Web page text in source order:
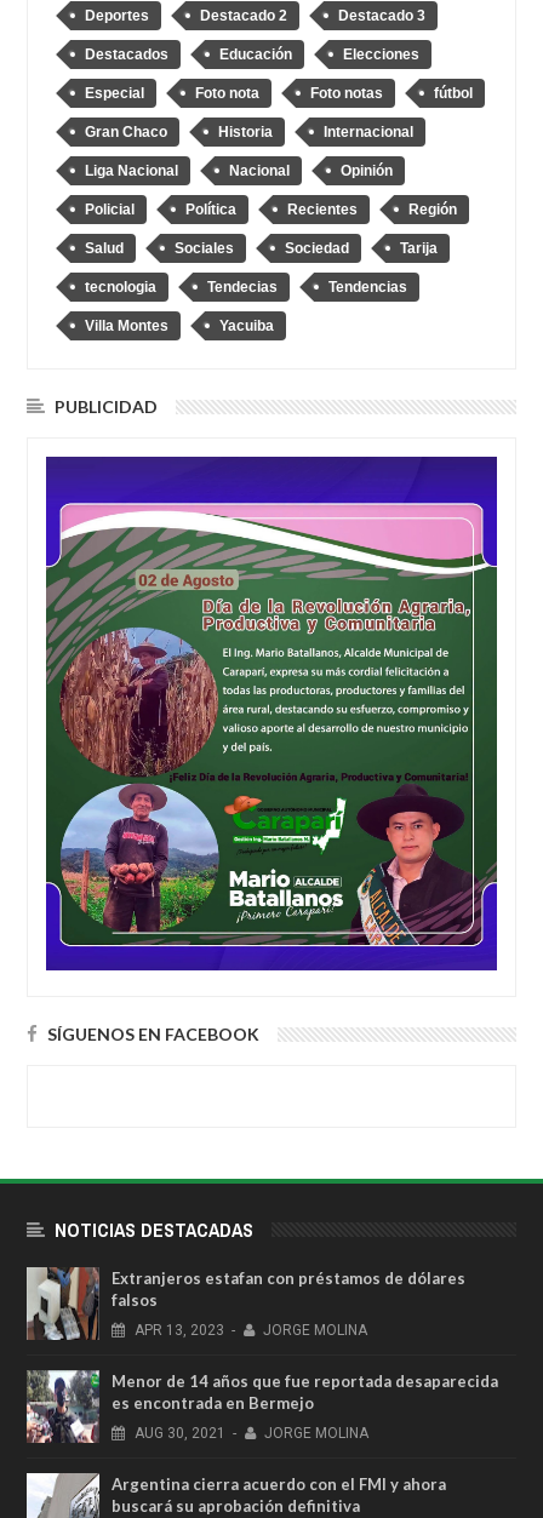
Deportes Destacado 2 Destacado 3
Destacados Educación Elecciones
Especial Foto nota Foto notas fútbol
Gran Chaco Historia Internacional
Liga Nacional Nacional Opinión
Policial Política Recientes Región
Salud Sociales Sociedad Tarija
tecnologia Tendecias Tendencias
Villa Montes Yacuiba
PUBLICIDAD
SÍGUENOS EN FACEBOOK
NOTICIAS DESTACADAS
Extranjeros estafan con préstamos de dólares
falsos
APR 13, 2023 - JORGE MOLINA
Menor de 14 años que fue reportada desaparecida
es encontrada en Bermejo
AUG 30, 2021 - JORGE MOLINA
Argentina cierra acuerdo con el FMI y ahora
buscará su aprobación definitiva